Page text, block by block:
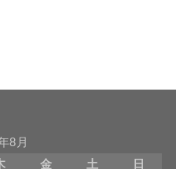
8月
金 土
日